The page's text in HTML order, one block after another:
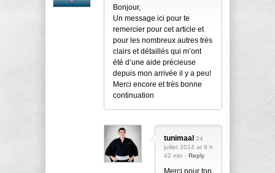
Bonjour,
Un message ici pour te
remercier pour cet article et
pour les nombreux autres très
clairs et détaillés qui m’ont
été d’une aide précieuse
depuis mon arrivée il y a peu!
Merci encore et très bonne
continuation
tunimaal 24
juillet 2014 at 9 h
42 min - Reply
Merci pour ton